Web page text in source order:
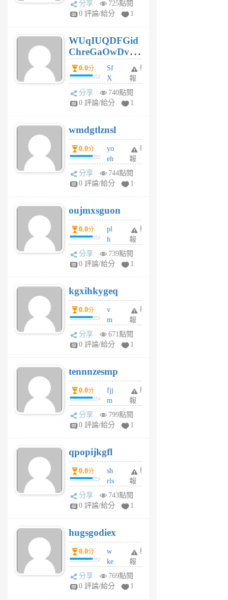
gl
個
月
前
分享
725點閱
0 評論/給分
1
WUqIUQDFGid
ChreGaOwDv
dY0.0分
Sf
X
Pe
Jc
R
P
m
v
A
V
個
月
前
舉
報
分享
740點閱
0 評論/給分
1
wmdgtlznsl
0.0分
yo
eh
ld
gy
個
月
前
舉
報
分享
744點閱
0 評論/給分
1
oujmxsguon
0.0分
pl
h
wi
w
6
個
月
前
舉
報
分享
739點閱
0 評論/給分
1
kgxihkygeq
0.0分
v
m
sg
sr
6
個
月
前
舉
報
分享
671點閱
0 評論/給分
1
tennnzesmp
0.0分
fjj
m
w
rs
6
個
月
前
舉
報
分享
799點閱
0 評論/給分
1
qpopijkgfl
0.0分
sh
rls
k
m
6
個
月
前
舉
報
分享
743點閱
0 評論/給分
1
hugsgodiex
0.0分
w
ke
rv
pj
舉
報
分享
769點閱
0 評論/給分
1